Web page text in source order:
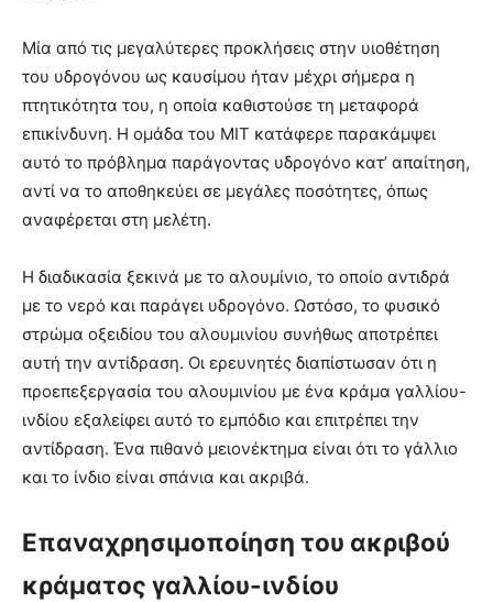
Μία από τις μεγαλύτερες προκλήσεις στην υιοθέτηση
του υδρογόνου ως καυσίμου ήταν μέχρι σήμερα η
πτητικότητα του, η οποία καθιστούσε τη μεταφορά
επικίνδυνη. Η ομάδα του MIT κατάφερε παρακάμψει
αυτό το πρόβλημα παράγοντας υδρογόνο κατ’ απαίτηση,
αντί να το αποθηκεύει σε μεγάλες ποσότητες, όπως
αναφέρεται στη μελέτη.
Η διαδικασία ξεκινά με το αλουμίνιο, το οποίο αντιδρά
με το νερό και παράγει υδρογόνο. Ωστόσο, το φυσικό
στρώμα οξειδίου του αλουμινίου συνήθως αποτρέπει
αυτή την αντίδραση. Οι ερευνητές διαπίστωσαν ότι η
προεπεξεργασία του αλουμινίου με ένα κράμα γαλλίου-
ινδίου εξαλείφει αυτό το εμπόδιο και επιτρέπει την
αντίδραση. Ένα πιθανό μειονέκτημα είναι ότι το γάλλιο
και το ίνδιο είναι σπάνια και ακριβά.
Επαναχρησιμοποίηση του ακριβού
κράματος γαλλίου-ινδίου